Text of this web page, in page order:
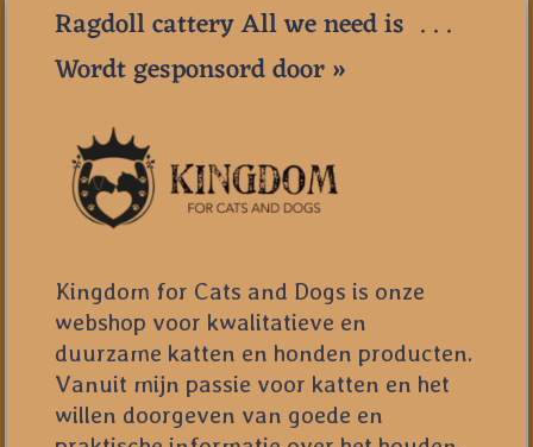
Ragdoll cattery All we need is . . .
Wordt gesponsord door »
Kingdom for Cats and Dogs is onze
webshop voor kwalitatieve en
duurzame katten en honden producten.
Vanuit mijn passie voor katten en het
willen doorgeven van goede en